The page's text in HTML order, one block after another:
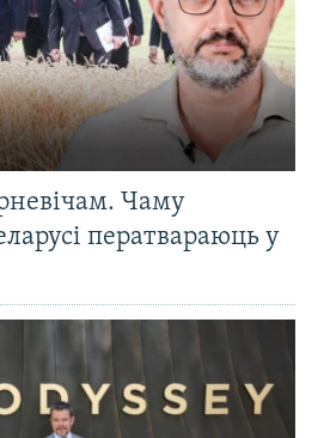
Чаму
ператвараюць у